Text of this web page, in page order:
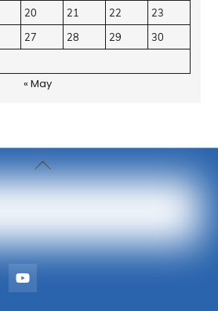
20 21 22
23
27 28 29
30
« May
Back
To
Icon